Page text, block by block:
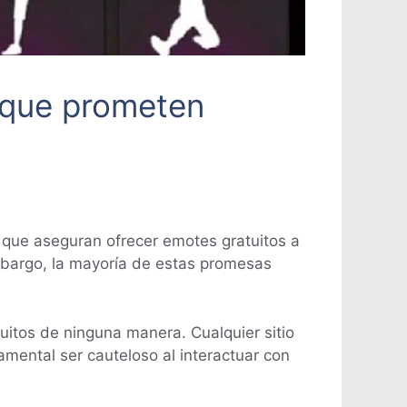
prometen
aseguran ofrecer emotes gratuitos a
la mayoría de estas promesas
de ninguna manera. Cualquier sitio
ser cauteloso al interactuar con